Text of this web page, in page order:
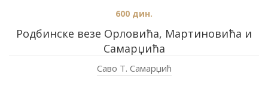
Родбинске везе Орловића, Мартиновића и
Самарџића
600 дин.
Саво Т. Самарџић